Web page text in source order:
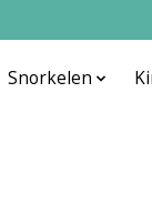
Snorkelen